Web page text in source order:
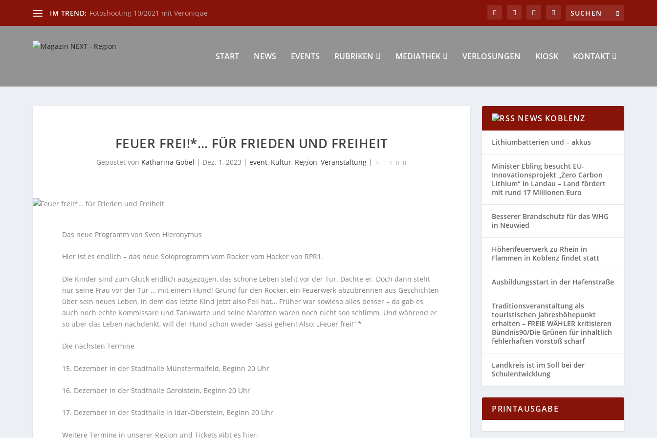
IM TREND: Fotoshooting 10/2021 mit Veronique
START NEWS EVENTS RUBRIKEN MEDIATHEK VERLOSUNGEN KIOSK KONTAKT
FEUER FREI!*… FÜR FRIEDEN UND FREIHEIT
Gepostet von Katharina Göbel | Dez. 1, 2023 |event, Kultur, Region,Veranstaltung |
Das neue Programm von Sven Hieronymus
Hier ist es endlich – das neue Soloprogramm vom Rocker vom Hocker von RPR1.
Die Kinder sind zum Glück endlich ausgezogen, das schöne Leben steht vor der Tür. Dachte er. Doch dann steht
nur seine Frau vor der Tür … mit einem Hund! Grund für den Rocker, ein Feuerwerk abzubrennen aus Geschichten
über sein neues Leben, in dem das letzte Kind jetzt also Fell hat… Früher war sowieso alles besser – da gab es
auch noch echte Kommissare und Tankwarte und seine Marotten waren noch nicht soo schlimm. Und während er
so über das Leben nachdenkt, will der Hund schon wieder Gassi gehen! Also: „Feuer frei!“ *
Die nächsten Termine
15. Dezember in der Stadthalle Münstermaifeld, Beginn 20 Uhr
16. Dezember in der Stadthalle Gerolstein, Beginn 20 Uhr
17. Dezember in der Stadthalle in Idar-Oberstein, Beginn 20 Uhr
Weitere Termine in unserer Region und Tickets gibt es hier:
NEWS KOBLENZ
Lithiumbatterien und – akkus
Minister Ebling besucht EU-
Innovationsprojekt „Zero Carbon
Lithium“ in Landau – Land fördert
mit rund 17 Millionen Euro
Besserer Brandschutz für das WHG
in Neuwied
Höhenfeuerwerk zu Rhein in
Flammen in Koblenz findet statt
Ausbildungsstart in der Hafenstraße
Traditionsveranstaltung als
touristischen Jahreshöhepunkt
erhalten – FREIE WÄHLER kritisieren
Bündnis90/Die Grünen für inhaltlich
fehlerhaften Vorstoß scharf
Landkreis ist im Soll bei der
Schulentwicklung
PRINTAUSGABE